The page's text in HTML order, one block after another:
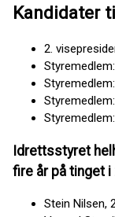
Kandidater
2.
Idrettsstyret
fire år på tinget
Stein Nilsen,